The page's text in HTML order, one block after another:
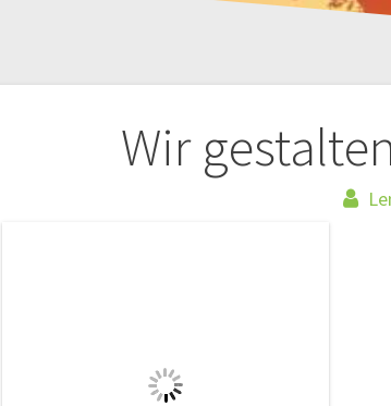
Wir
Beitragsnavigation